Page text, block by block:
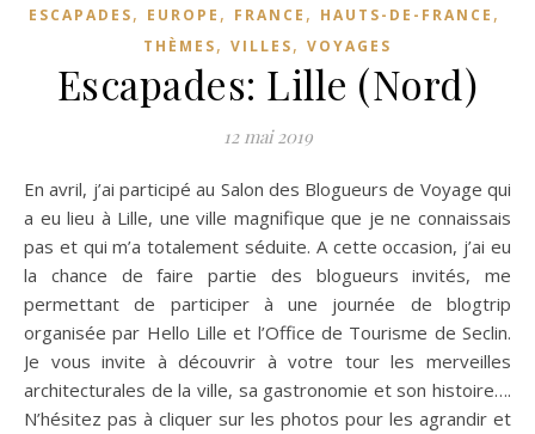
ESCAPADES, EUROPE , FRANCE , HAUTS-DE-FRANCE ,
THÈMES, VILLES, VOYAGES
Escapades: Lille (Nord)
12 mai 2019
En avril, j’ai participé au Salon des Blogueurs de Voyage qui
a eu lieu à Lille, une ville magnifique que je ne connaissais
pas et qui m’a totalement séduite. A cette occasion, j’ai eu
la chance de faire partie des blogueurs invités, me
permettant de participer à une journée de blogtrip
organisée par Hello Lille et l’Office de Tourisme de Seclin.
Je vous invite à découvrir à votre tour les merveilles
architecturales de la ville, sa gastronomie et son histoire….
N’hésitez pas à cliquer sur les photos pour les agrandir et